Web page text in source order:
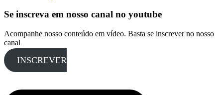
Se inscreva em nosso canal no youtube
Acompanhe nosso conteúdo em vídeo. Basta se inscrever no nosso
canal
INSCREVER